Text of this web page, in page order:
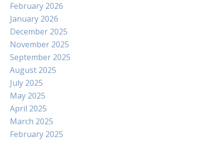
February 2026
January 2026
December 2025
November 2025
September 2025
August 2025
July 2025
May 2025
April 2025
March 2025
February 2025